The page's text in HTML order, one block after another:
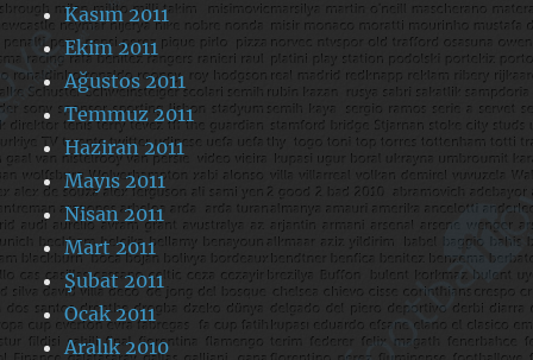
Kasım 2011
Ekim 2011
Ağustos 2011
Temmuz 2011
Haziran 2011
Mayıs 2011
Nisan 2011
Mart 2011
Şubat 2011
Ocak 2011
Aralık 2010